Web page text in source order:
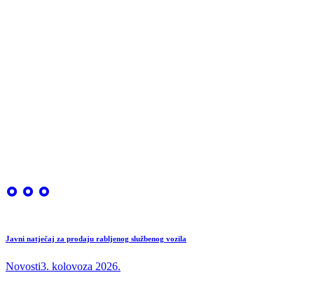
Javni natječaj za prodaju rabljenog službenog vozila
Novosti3. kolovoza 2026.